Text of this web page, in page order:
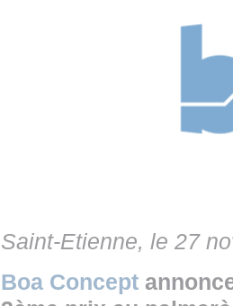
👉
Saint-Etienne, le 27
Boa Concept